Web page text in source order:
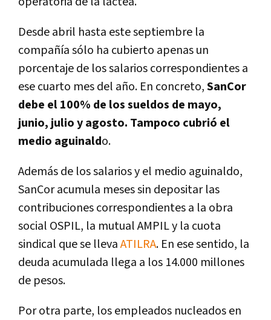
Desde abril hasta este septiembre la
compañía sólo ha cubierto apenas un
porcentaje de los salarios correspondientes a
ese cuarto mes del año. En concreto,SanCor
debe el 100% de los sueldos de mayo,
junio, julio y agosto. Tampoco cubrió el
medio aguinaldo.
Además de los salarios y el medio aguinaldo,
SanCor acumula meses sin depositar las
contribuciones correspondientes a la obra
social OSPIL, la mutual AMPIL y la cuota
sindical que se llevaATILRA. En ese sentido, la
deuda acumulada llega a los 14.000 millones
de pesos.
Por otra parte, los empleados nucleados en